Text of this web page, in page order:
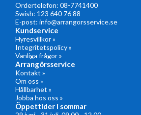
Ordertelefon: 08-7741400
Swish: 123 640 76 88
E-post: info@arrangorsservice.se
Kundservice
Hyresvillkor »
Integritetspolicy »
Vanliga frågor »
Arrangörsservice
Kontakt »
Om oss »
Hållbarhet »
Jobba hos oss »
Öppettider i sommar